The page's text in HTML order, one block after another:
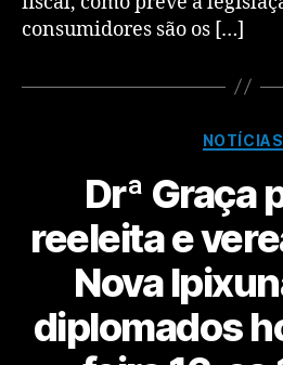
consumidores são os […]
NOTÍCIAS
Drª Graça
reeleita e
Nova
diplomados